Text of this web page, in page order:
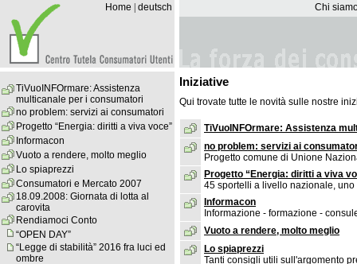
Home deutsch
TiVuoINFOrmare: Assistenza
multicanale per i consumatori
no problem: servizi ai consumatori
Progetto “Energia: diritti a viva voce”
Informacon
Vuoto a rendere, molto meglio
Lo spiaprezzi
Consumatori e Mercato 2007
18.09.2008: Giornata di lotta al
carovita
Rendiamoci Conto
“OPEN DAY”
“Legge di stabilità” 2016 fra luci ed
ombre
Chi
Iniziative
Qui trovate tutte le novità sulle nostre
TiVuoINFOrmare: Assistenza
no problem: servizi ai
Progetto comune di Unione
Progetto “Energia: diritti a viva
45 sportelli a livello nazionale,
Informacon
Informazione - formazione -
Vuoto a rendere, molto meglio
Lo spiaprezzi
Tanti consigli utili sull'argomento